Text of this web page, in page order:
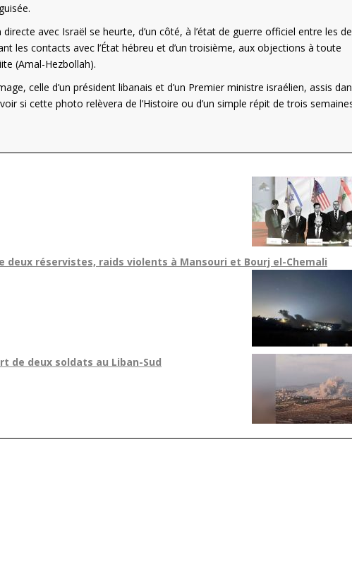
avec Israël se heurte, d’un côté, à l’état de guerre officiel entre les
les contacts avec l’État hébreu et d’un troisième, aux objections à toute
(Amal-Hezbollah).
celle d’un président libanais et d’un Premier ministre israélien, assis
si cette photo relèvera de l’Histoire ou d’un simple répit de trois
réservistes, raids violents à Mansouri et Bourj el-Chemali
de deux soldats au Liban-Sud